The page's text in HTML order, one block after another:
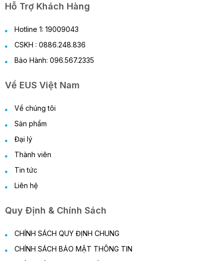
Hỗ Trợ Khách Hàng
Hotline 1: 19009043
CSKH : 0886.248.836
Bảo Hành: 096.567.2335
Về EUS Việt Nam
Về chúng tôi
Sản phẩm
Đại lý
Thành viên
Tin tức
Liên hệ
Quy Định & Chính Sách
CHÍNH SÁCH QUY ĐỊNH CHUNG
CHÍNH SÁCH BẢO MẬT THÔNG TIN